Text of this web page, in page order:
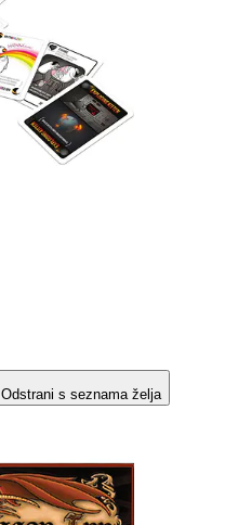
Odstrani s seznama želja